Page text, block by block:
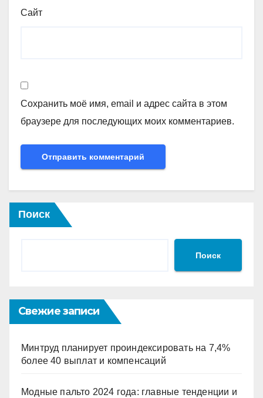
Сайт
Сохранить моё имя, email и адрес сайта в этом
браузере для последующих моих комментариев.
Поиск
Поиск
Свежие записи
Минтруд планирует проиндексировать на 7,4%
более 40 выплат и компенсаций
Модные пальто 2024 года: главные тенденции и